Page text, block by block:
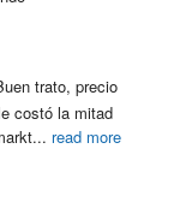
trato, precio
costó la mitad
... read more